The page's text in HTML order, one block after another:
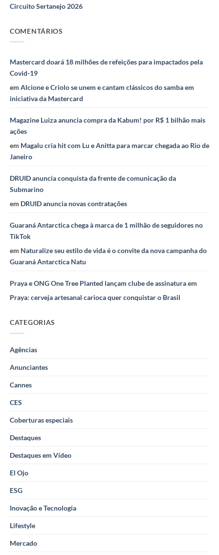
Circuito Sertanejo 2026
COMENTÁRIOS
Mastercard doará 18 milhões de refeições para impactados pela
Covid-19
em Alcione e Criolo se unem e cantam clássicos do samba em
iniciativa da Mastercard
Magazine Luiza anuncia compra da Kabum! por R$ 1 bilhão mais
ações
em Magalu cria hit com Lu e Anitta para marcar chegada ao Rio de
Janeiro
DRUID anuncia conquista da frente de comunicação da
Submarino
em DRUID anuncia novas contratações
Guaraná Antarctica chega à marca de 1 milhão de seguidores no
TikTok
em Naturalize seu estilo de vida é o convite da nova campanha do
Guaraná Antarctica Natu
Praya e ONG One Tree Planted lançam clube de assinaturaem
Praya: cerveja artesanal carioca quer conquistar o Brasil
CATEGORIAS
Agências
Anunciantes
Cannes
CES
Coberturas especiais
Destaques
Destaques em Vídeo
El Ojo
ESG
Inovação e Tecnologia
Lifestyle
Mercado